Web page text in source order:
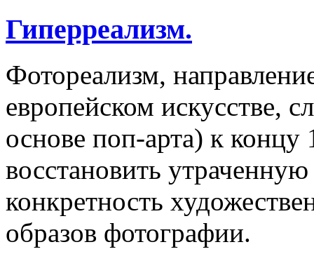
Гиперреализм.
Фотореализм,
европейском искусстве,
основе поп-арта) к концу
восстановить
конкретность
образов фотографии.